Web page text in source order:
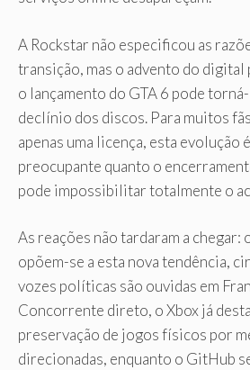
A Rockstar não especificou as
transição, mas o advento do digital
o lançamento do GTA 6 pode
declínio dos discos. Para muitos
apenas uma licença, esta evolução
preocupante quanto o
pode impossibilitar totalmente o
As reações não tardaram a chegar:
opõem-se a esta nova tendência,
vozes políticas são ouvidas em
Concorrente direto, o Xbox já
preservação de jogos físicos por
direcionadas, enquanto o GitHub